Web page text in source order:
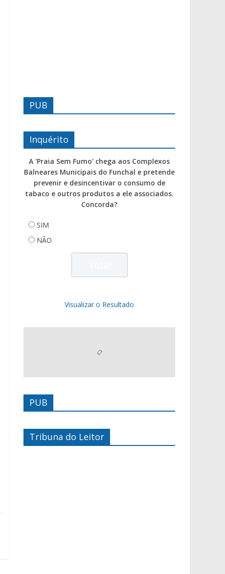
PUB
Inquérito
A 'Praia Sem Fumo' chega aos Complexos
Balneares Municipais do Funchal e pretende
prevenir e desincentivar o consumo de
tabaco e outros produtos a ele associados.
Concorda?
SIM
NÃO
Visualizar o Resultado
PUB
Tribuna do Leitor